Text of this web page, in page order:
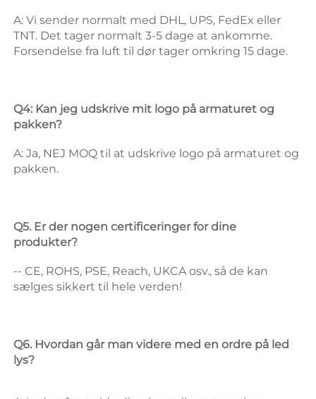
A: Vi sender normalt med DHL, UPS, FedEx eller
TNT. Det tager normalt 3-5 dage at ankomme.
Forsendelse fra luft til dør tager omkring 15 dage.
Q4: Kan jeg udskrive mit logo på armaturet og
pakken?
A: Ja, NEJ MOQ til at udskrive logo på armaturet og
pakken.
Q5. Er der nogen certificeringer for dine
produkter?
-- CE, ROHS, PSE, Reach, UKCA osv., så de kan
sælges sikkert til hele verden!
Q6. Hvordan går man videre med en ordre på led
lys?